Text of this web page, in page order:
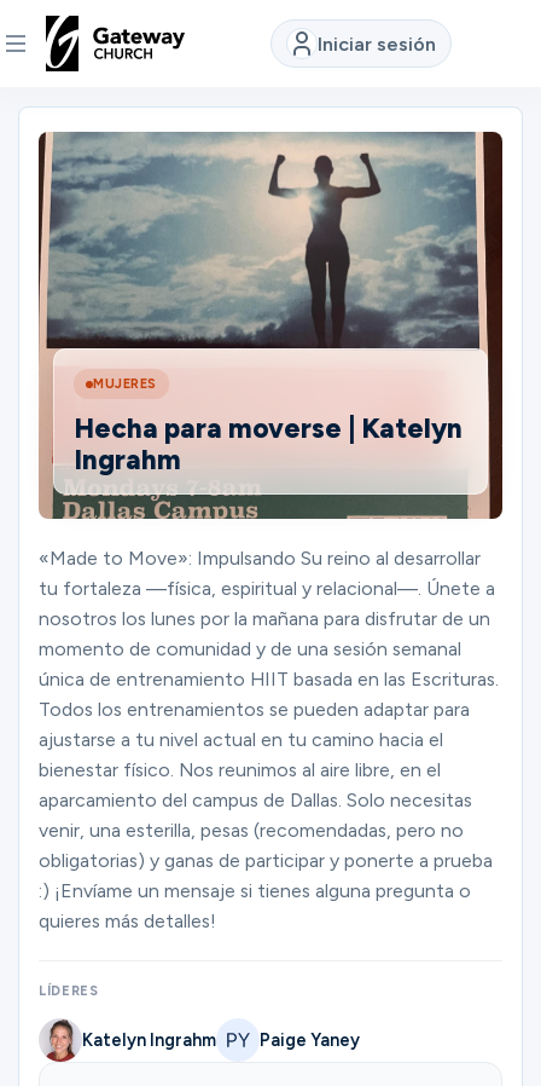
Iniciar sesión
DESCUBRE
Quiénes
somos
Ver
Conectar
Ministerios
Grupos
Dar
Buscar
Español
MUJERES
Hecha para moverse | Katelyn
Ingrahm
«Made to Move»: Impulsando Su reino al desarrollar
tu fortaleza —física, espiritual y relacional—. Únete a
nosotros los lunes por la mañana para disfrutar de un
momento de comunidad y de una sesión semanal
única de entrenamiento HIIT basada en las Escrituras.
Todos los entrenamientos se pueden adaptar para
ajustarse a tu nivel actual en tu camino hacia el
bienestar físico. Nos reunimos al aire libre, en el
aparcamiento del campus de Dallas. Solo necesitas
venir, una esterilla, pesas (recomendadas, pero no
obligatorias) y ganas de participar y ponerte a prueba
:) ¡Envíame un mensaje si tienes alguna pregunta o
quieres más detalles!
LÍDERES
Katelyn Ingrahm Paige Yaney